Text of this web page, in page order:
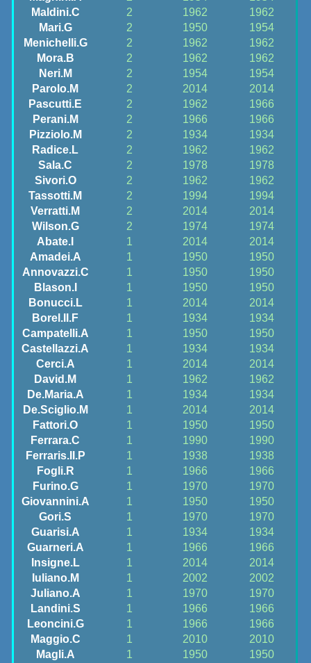
Maldini.C
2 1962
1962
Mari.G
2 1950
1954
Menichelli.G
2 1962
1962
Mora.B
2 1962
1962
Neri.M
2 1954
1954
Parolo.M
2 2014
2014
Pascutti.E
2 1962
1966
Perani.M
2 1966
1966
Pizziolo.M
2 1934
1934
Radice.L
2 1962
1962
Sala.C
2 1978
1978
Sivori.O
2 1962
1962
Tassotti.M
2 1994
1994
Verratti.M
2 2014
2014
Wilson.G
2 1974
1974
Abate.I
1 2014
2014
Amadei.A
1 1950
1950
Annovazzi.C
1 1950
1950
Blason.I
1 1950
1950
Bonucci.L
1 2014
2014
Borel.II.F
1 1934
1934
Campatelli.A
1 1950
1950
Castellazzi.A
1 1934
1934
Cerci.A
1 2014
2014
David.M
1 1962
1962
De.Maria.A
1 1934
1934
De.Sciglio.M
1 2014
2014
Fattori.O
1 1950
1950
Ferrara.C
1 1990
1990
Ferraris.II.P
1 1938
1938
Fogli.R
1 1966
1966
Furino.G
1 1970
1970
Giovannini.A
1 1950
1950
Gori.S
1 1970
1970
Guarisi.A
1 1934
1934
Guarneri.A
1 1966
1966
Insigne.L
1 2014
2014
Iuliano.M
1 2002
2002
Juliano.A
1 1970
1970
Landini.S
1 1966
1966
Leoncini.G
1 1966
1966
Maggio.C
1 2010
2010
Magli.A
1 1950
1950